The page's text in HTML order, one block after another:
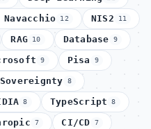
12 NIS2 11
RAG 10 Database 9
9 Pisa 9
8
8 TypeScript 8
7 CI/CD 7